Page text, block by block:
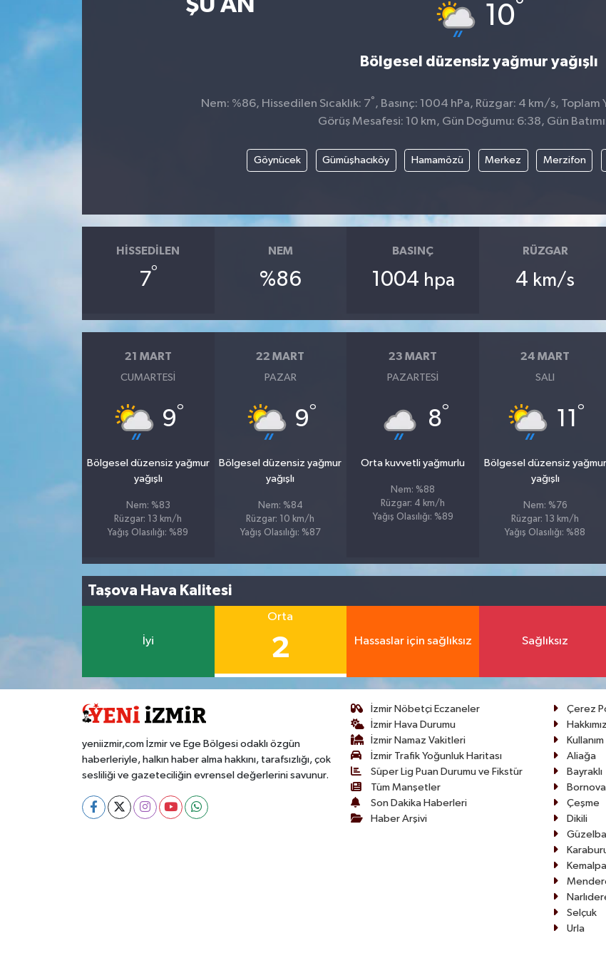
10°
Bölgesel düzensiz yağmur yağışlı
Nem: %86, Hissedilen Sıcaklık: 7° , Basınç: 1004 hPa, Rüzgar: 4 km/s, Toplam
Görüş Mesafesi: 10 km, Gün Doğumu: 6:38, Gün
Göynücek Gümüşhacıköy Hamamözü Merkez Merzifon
HISSEDILEN
7°
NEM
%86
BASINÇ
1004 hpa
RÜZGAR
4 km/s
21 MART
CUMARTESI
9°
Bölgesel düzensiz yağmur
yağışlı
Nem: %83
Rüzgar: 13 km/h
Yağış Olasılığı: %89
22 MART
PAZAR
9°
Bölgesel düzensiz yağmur
yağışlı
Nem: %84
Rüzgar: 10 km/h
Yağış Olasılığı: %87
23 MART
PAZARTESI
8°
Orta kuvvetli yağmurlu
Nem: %88
Rüzgar: 4 km/h
Yağış Olasılığı: %89
24 MART
SALI
11 °
Bölgesel düzensiz yağmur
yağışlı
Nem: %76
Rüzgar: 13 km/h
Yağış Olasılığı: %88
Taşova Hava Kalitesi
İyi
Orta
2 Hassaslar için sağlıksız Sağlıksız
yeniizmir,com İzmir ve Ege Bölgesi odaklı özgün
haberleriyle, halkın haber alma hakkını, tarafsızlığı, çok
sesliliği ve gazeteciliğin evrensel değerlerini savunur.
İzmir Nöbetçi Eczaneler
İzmir Hava Durumu
İzmir Namaz Vakitleri
İzmir Trafik Yoğunluk Haritası
Süper Lig Puan Durumu ve Fikstür
Tüm Manşetler
Son Dakika Haberleri
Haber Arşivi
Çerez
Aliağa
Bayraklı
Bornova
Çeşme
Dikili
Selçuk
Urla
Spor